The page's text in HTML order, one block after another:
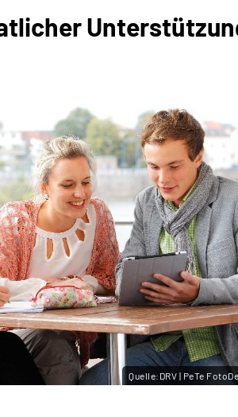
Quelle:DRV | PeTe